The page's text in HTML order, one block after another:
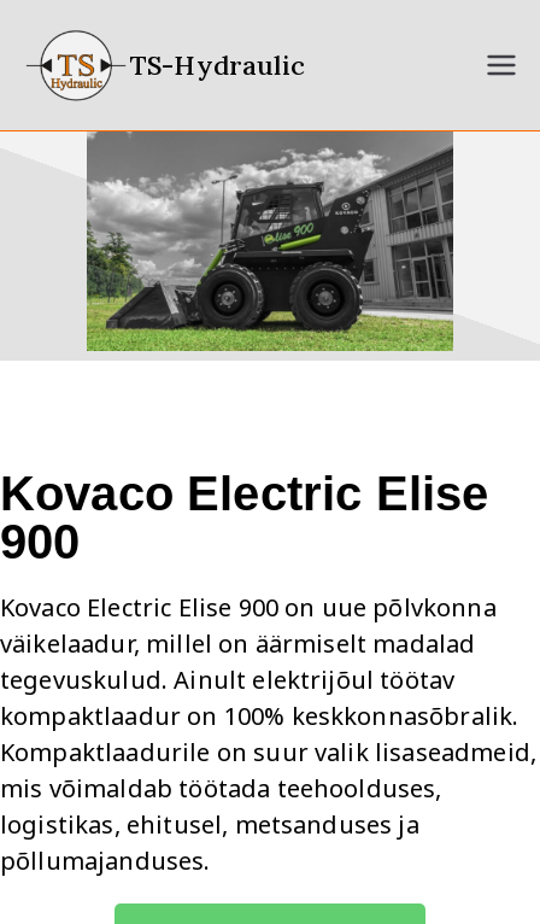
TS-Hydraulic
Kovaco Electric Elise
900
Kovaco Electric Elise 900 on uue põlvkonna
väikelaadur, millel on äärmiselt madalad
tegevuskulud. Ainult elektrijõul töötav
kompaktlaadur on 100% keskkonnasõbralik.
Kompaktlaadurile on suur valik lisaseadmeid,
mis võimaldab töötada teehoolduses,
logistikas, ehitusel, metsanduses ja
põllumajanduses.